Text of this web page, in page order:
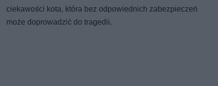
ciekawości kota, która bez odpowiednich zabezpieczeń
może doprowadzić do tragedii.